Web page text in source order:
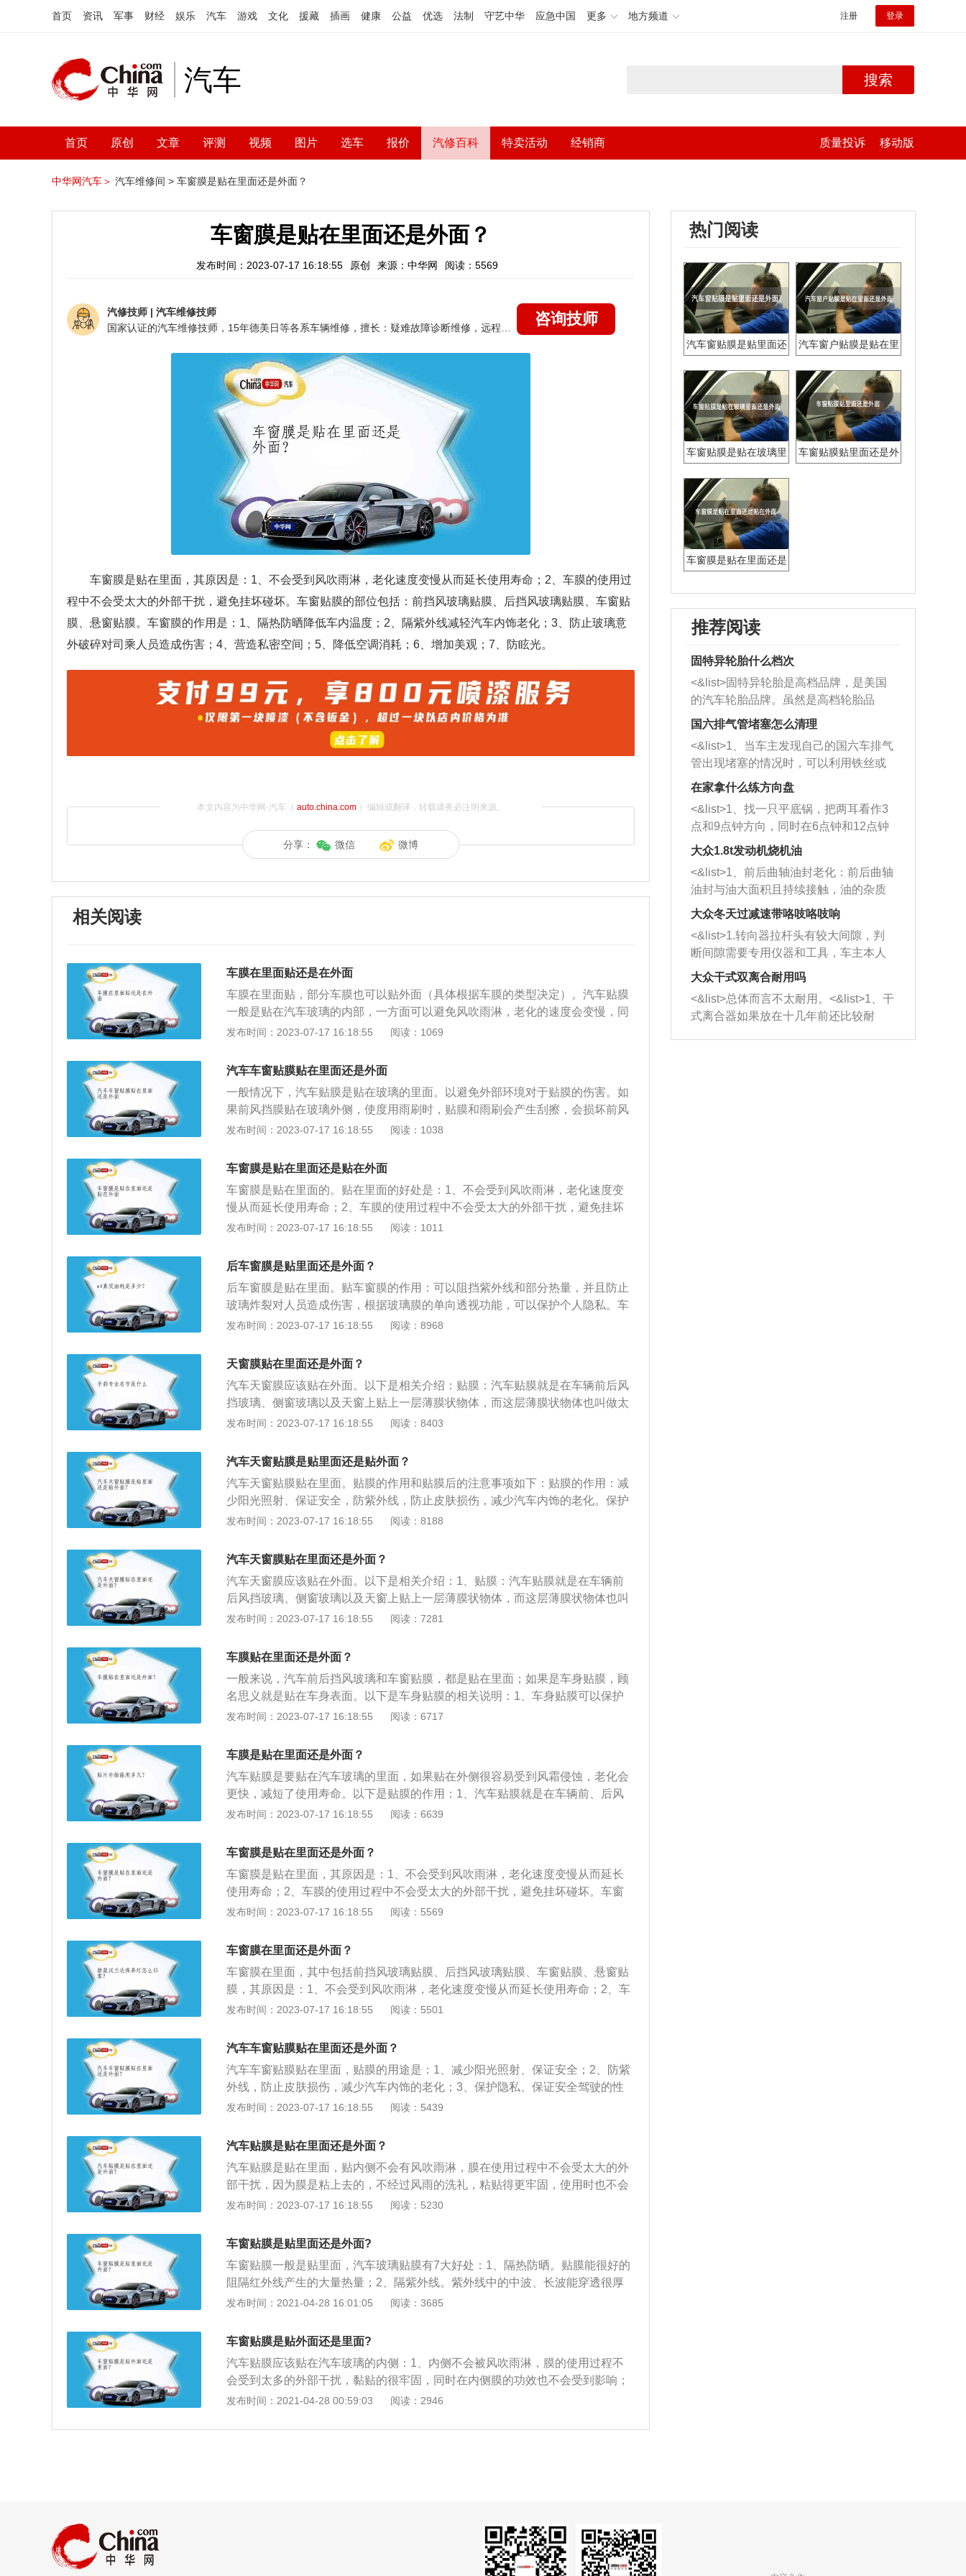
首页 资讯 军事 财经 娱乐 汽车 游戏 文化 援藏 插画 健康 公益 优选 法制 守艺中华 应急中国 更多 地方频道 注册 登录
汽车 搜索
首页 原创 文章 评测 视频 图片 选车 报价 汽修百科 特卖活动 经销商 质量投诉 移动版
中华网汽车＞ 汽车维修间 > 车窗膜是贴在里面还是外面？
车窗膜是贴在里面还是外面？
发布时间：2023-07-17 16:18:55 原创 来源：中华网 阅读：5569
汽修技师 | 汽车维修技师
咨询技师
车窗膜是贴在里面，其原因是：1、不会受到风吹雨淋，老化速度变慢从而延长使用寿命；2、车膜的使用过
程中不会受太大的外部干扰，避免挂坏碰坏。车窗贴膜的部位包括：前挡风玻璃贴膜、后挡风玻璃贴膜、车窗贴
膜、悬窗贴膜。车窗膜的作用是：1、隔热防晒降低车内温度；2、隔紫外线减轻汽车内饰老化；3、防止玻璃意
外破碎对司乘人员造成伤害；4、营造私密空间；5、降低空调消耗；6、增加美观；7、防眩光。
本文内容为中华网·汽车（ auto.china.com）编辑或翻译，转载请务必注明来源。
分享： 微信 微博
相关阅读
车膜在里面贴还是在外面
车膜在里面贴，部分车膜也可以贴外面（具体根据车膜的类型决定）。汽车贴膜
一般是贴在汽车玻璃的内部，一方面可以避免风吹雨淋，老化的速度会变慢，同
时膜的使用过程中不会受外部干扰，黏贴也会更牢固，不会产生起角的状况，并
导致玻璃破碎，车膜也可以粘着玻璃，避免对车内人员造成伤害。车膜是一种给
汽车隔热、防紫外线的膜产品，所以车主在选购车膜时，要注意保证车膜的质
量，才可以起到真正的防晒和隔离紫外线的作用，如果车膜的质量不佳，可能在
使用一年左右就会出现大量的气泡，一方面影响车辆的美观，另一方面还可能会
影响到驾驶员的视线，导致意外交事故的发生。
发布时间：2023-07-17 16:18:55 阅读：1069
汽车车窗贴膜贴在里面还是外面
一般情况下，汽车贴膜是贴在玻璃的里面。以避免外部环境对于贴膜的伤害。如
果前风挡膜贴在玻璃外侧，使度用雨刷时，贴膜和雨刷会产生刮擦，会损坏前风
挡膜。其他玻璃膜，如果贴在外面，雨水或是风沙会不停侵袭贴膜，影响贴膜的
安全；2、防紫外线，防止皮肤损伤，减少汽车内饰的老化；3、保护隐私、保证
安全驾驶的性能；4、弥补空调制冷能力的损失，降低车内温度，降低空调能
耗；5、防止玻璃的意外破碎对乘员造成二次伤害。汽车车窗贴膜后的注意事项
是：1、贴膜后不要急于洗车；2、贴膜结束后不要着急开窗；3、车膜出现气泡
需要找专业的维修人员进行修复。
发布时间：2023-07-17 16:18:55 阅读：1038
车窗膜是贴在里面还是贴在外面
车窗膜是贴在里面的。贴在里面的好处是：1、不会受到风吹雨淋，老化速度变
慢从而延长使用寿命；2、车膜的使用过程中不会受太大的外部干扰，避免挂坏
碰坏。车窗贴膜的部位包括：前挡风玻璃贴膜、后挡风玻璃贴膜、车窗贴膜、悬
饰老化；3、防止玻璃意外破碎对司乘人员造成伤害；4、营造私密空间；5、降
低空调消耗；6、防眩光。
发布时间：2023-07-17 16:18:55 阅读：1011
后车窗膜是贴里面还是外面？
后车窗膜是贴在里面。贴车窗膜的作用：可以阻挡紫外线和部分热量，并且防止
玻璃炸裂对人员造成伤害，根据玻璃膜的单向透视功能，可以保护个人隐私。车
窗膜颜色的选择：车窗膜的选择遵循无色、透明度高的原则，颜色深的中型车选
注意事项：以免还没有完全贴合的车窗膜发生位移，三天内不可以升降车窗。
发布时间：2023-07-17 16:18:55 阅读：8968
天窗膜贴在里面还是外面？
汽车天窗膜应该贴在外面。以下是相关介绍：贴膜：汽车贴膜就是在车辆前后风
挡玻璃、侧窗玻璃以及天窗上贴上一层薄膜状物体，而这层薄膜状物体也叫做太
阳膜或者叫做防爆隔热膜。作用：主要是阻挡紫外线、阻隔部分热量以及防止玻
原因），同时根据太阳膜的单向透视性能，达到保护个人隐私的目的，还可减少
车内物品以及人员因紫外线照射造成的损伤。
发布时间：2023-07-17 16:18:55 阅读：8403
汽车天窗贴膜是贴里面还是贴外面？
汽车天窗贴膜贴在里面。贴膜的作用和贴膜后的注意事项如下：贴膜的作用：减
少阳光照射、保证安全，防紫外线，防止皮肤损伤，减少汽车内饰的老化。保护
隐私、保证安全驾驶的性能，弥补空调制冷能力的损失，降低车内温度，降低空
不要急于洗车，贴膜结束后不要着急开窗，车膜出现气泡需要找专业的维修人员
发布时间：2023-07-17 16:18:55 阅读：8188
汽车天窗膜贴在里面还是外面？
汽车天窗膜应该贴在外面。以下是相关介绍：1、贴膜：汽车贴膜就是在车辆前
后风挡玻璃、侧窗玻璃以及天窗上贴上一层薄膜状物体，而这层薄膜状物体也叫
做太阳膜或者叫做防爆隔热膜。2、作用：主要是阻挡紫外线、阻隔部分热量以
字由来的原因），同时根据太阳膜的单向透视性能，达到保护个人隐私的目的，
还可减少车内物品以及人员因紫外线照射造成的损伤。
发布时间：2023-07-17 16:18:55 阅读：7281
车膜贴在里面还是外面？
一般来说，汽车前后挡风玻璃和车窗贴膜，都是贴在里面；如果是车身贴膜，顾
名思义就是贴在车身表面。以下是车身贴膜的相关说明：1、车身贴膜可以保护
成车漆，还可以根据个人喜好和个性，装饰汽车。2、挡风玻璃贴膜可以降低眩
汽车贴膜可以隔热防晒、可以隔紫外线、可以防眩光防划防爆、可以消减能耗、
还可以保护隐私、增加美观。
发布时间：2023-07-17 16:18:55 阅读：6717
车膜是贴在里面还是外面？
汽车贴膜是要贴在汽车玻璃的里面，如果贴在外侧很容易受到风霜侵蚀，老化会
更快，减短了使用寿命。以下是贴膜的作用：1、汽车贴膜就是在车辆前、后风
挡玻璃、侧窗玻璃以及天窗上贴上一层薄膜状物体，而这层薄膜状物体也叫太阳
玻璃突然爆裂导致的伤人等情况发生，同时根据太阳膜的单向透视性能，达到保
护个人隐私的目的。3、此外，它也可以减少车内物品以及人员因紫外线照射造
成的损伤，在某些层面达到节省燃油消耗的功效。4、降低空调省耗。贴上隔热
膜空调制冷能力损失可以得到弥补，能瞬间降低车内温度，到达一定程度的节省
油耗。
发布时间：2023-07-17 16:18:55 阅读：6639
车窗膜是贴在里面还是外面？
车窗膜是贴在里面，其原因是：1、不会受到风吹雨淋，老化速度变慢从而延长
使用寿命；2、车膜的使用过程中不会受太大的外部干扰，避免挂坏碰坏。车窗
贴膜的部位包括：前挡风玻璃贴膜、后挡风玻璃贴膜、车窗贴膜、悬窗贴膜。车
3、防止玻璃意外破碎对司乘人员造成伤害；4、营造私密空间；5、降低空调消
耗；6、增加美观；7、防眩光。
发布时间：2023-07-17 16:18:55 阅读：5569
车窗膜在里面还是外面？
车窗膜在里面，其中包括前挡风玻璃贴膜、后挡风玻璃贴膜、车窗贴膜、悬窗贴
膜，其原因是：1、不会受到风吹雨淋，老化速度变慢从而延长使用寿命；2、车
膜的使用过程中不会受太大的外部干扰，避免挂坏碰坏。车窗膜的作用是：1、
对司乘人员造成伤害；4、营造私密空间；5、降低空调消耗；6、增加美观；7、
发布时间：2023-07-17 16:18:55 阅读：5501
汽车车窗贴膜贴在里面还是外面？
汽车车窗贴膜贴在里面，贴膜的用途是：1、减少阳光照射、保证安全；2、防紫
外线，防止皮肤损伤，减少汽车内饰的老化；3、保护隐私、保证安全驾驶的性
能；4、弥补空调制冷能力的损失，降低车内温度，降低空调能耗；5、防止玻璃
要急于洗车；2、贴膜结束后不要着急开窗；3、车膜出现气泡需要找专业的维修
人员进行修复。
发布时间：2023-07-17 16:18:55 阅读：5439
汽车贴膜是贴在里面还是外面？
汽车贴膜是贴在里面，贴内侧不会有风吹雨淋，膜在使用过程中不会受太大的外
部干扰，因为膜是粘上去的，不经过风雨的洗礼，粘贴得更牢固，使用时也不会
受影响。如果是贴在外侧就可能被雨刷刮坏或者雨水浸泡导致窗膜起泡。汽车贴
膜状物体也叫做太阳膜或者叫做隔热膜，作用主要是阻挡紫外线、阻隔部分热量
以及防止玻璃飞溅导致的伤人、防眩光等情况发生，同时根据太阳膜的单向透视
性能，达到保护个人隐私的目的。
发布时间：2023-07-17 16:18:55 阅读：5230
车窗贴膜是贴里面还是外面?
车窗贴膜一般是贴里面，汽车玻璃贴膜有7大好处：1、隔热防晒。贴膜能很好的
阻隔红外线产生的大量热量；2、隔紫外线。紫外线中的中波、长波能穿透很厚
的玻璃，贴上隔热膜能隔断大部分紫外线。防止皮肤受伤害，也能减轻汽车内饰
膜的胶层，贴膜后玻璃强度能防止玻璃意外破碎对司乘人员造成的伤害；4、营
造私密空间。选择合适的品种，贴膜后，通常在车外看不清车内，而在车内可以
看清车外，保留隐私和安全。
发布时间：2021-04-28 16:01:05 阅读：3685
车窗贴膜是贴外面还是里面?
汽车贴膜应该贴在汽车玻璃的内侧：1、内侧不会被风吹雨淋，膜的使用过程不
会受到太多的外部干扰，黏贴的很牢固，同时在内侧膜的功效也不会受到影响；
2、因为雨刮器是在外面的，贴汽车膜的时候不用卸掉汽车玻璃，贴在车内玻璃
伤害，在一定程度上达到节省燃油消耗的效果，同时提高车辆的美观性。
发布时间：2021-04-28 00:59:03 阅读：2946
热门阅读
汽车窗贴膜是贴里面还
汽车窗户贴膜是贴在里
车窗贴膜是贴在玻璃里
车窗贴膜贴里面还是外
车窗膜是贴在里面还是
推荐阅读
固特异轮胎什么档次
<&list>固特异轮胎是高档品牌，是美国
的汽车轮胎品牌。虽然是高档轮胎品
牌，但是中高低端的轮胎都有生产，这
也是为了更好的开拓市场。
国六排气管堵塞怎么清理
<&list>1、当车主发现自己的国六车排气
管出现堵塞的情况时，可以利用铁丝或
者是细棍，直接将杂物给取出来，如果
堵塞情况比较严重，也可以采取应急措
施。 <&list>2、直接利用木棍将所有的
杂物推到排气管里面的位置处，然后将
三元催化器拆解开，就可以将堵塞的东
西取出来。但如果是因为积碳过多引起
的堵塞，就需要将三元催化器泡在草酸
洗剂对堵塞的情况得到解决，将清洗剂
放在燃油箱中，与燃油混合后，车辆启
动时，就可以和汽油一起进入到燃烧
室，最后形成废气排出，就可以让三元
催化器得到清洗，排气管堵塞的情况就
能够得到解决。
在家拿什么练方向盘
<&list>1、找一只平底锅，把两耳看作3
点和9点钟方向，同时在6点钟和12点钟
方向做一个标记。 <&list>2、双手握住
一圈半的练习，往右同样也要打相同的
圈数。 <&list>3、最后强调要反复练
习，这样就可以形成肌肉记忆，在真实
驾驶车辆时，不需要记忆也能打好方
向。
大众1.8t发动机烧机油
<&list>1、前后曲轴油封老化：前后曲轴
油封与油大面积且持续接触，油的杂质
和发动机内持续温度变化使其密封效果
逐渐减弱，导致渗油或漏油。<&list>2、
活塞间隙过大：积碳会使活塞环与缸体
的间隙扩大，导致机油流入燃烧室中，
造成烧机油。<&list>3、机油粘度。使用
机油粘度过小的话，同样会有烧机油现
象，机油粘度过小具有很好的流动性，
大众冬天过减速带咯吱咯吱响
<&list>1.转向器拉杆头有较大间隙，判
断间隙需要专用仪器和工具，车主本人
无法制作，需要将车辆送到修理厂或4s
店；<&list>2.车辆半轴套管防尘罩破
裂，破裂后会出现漏油现象，使半轴磨
损严重，磨损的半轴容易损坏，产生异
响；<&list>3.稳定器的转向胶套和球头
大众干式双离合耐用吗
<&list>总体而言不太耐用。<&list>1、干
式离合器如果放在十几年前还比较耐